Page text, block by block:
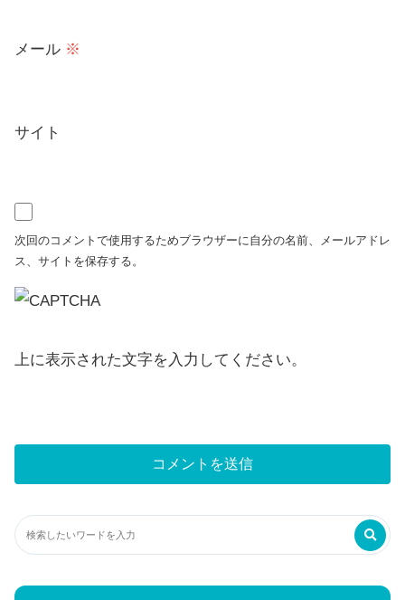
メール ※
サイト
次回のコメントで使用するためブラウザーに自分の名前、メールアドレ
ス、サイトを保存する。
上に表示された文字を入力してください。